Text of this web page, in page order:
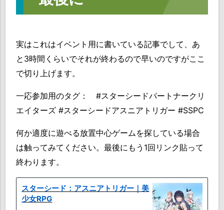
実はこれはイベント用に書いている記事でして、あ
と3時間くらいでそれが終わるので早いのですがここ
で切り上げます。
一応参加用のタグ：#スターシードパートナークリ
エイターズ #スターシードアスニアトリガー #SSPC
何か適度に遊べる放置中心ゲームを探している場合
は触ってみてください。最後にもう1回リンク貼って
終わります。
スターシード：アスニアトリガー｜美
少女RPG